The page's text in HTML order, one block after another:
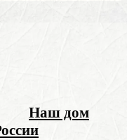
Наш дом